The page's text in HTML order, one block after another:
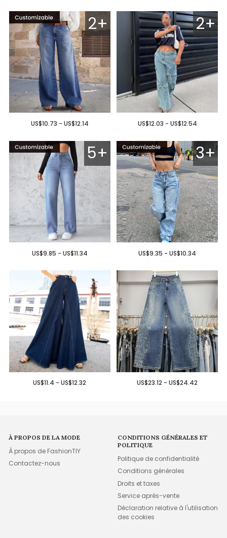
2+
US$10.73 - US$12.14
2+
US$12.03 - US$12.54
5+
US$9.85 - US$11.34
3+
US$9.35 - US$10.34
US$11.4 - US$12.32 US$23.12 - US$24.42
À PROPOS DE LA MODE
À propos de FashionTIY
Contactez-nous
CONDITIONS GÉNÉRALES ET
POLITIQUE
Politique de confidentialité
Conditions générales
Droits et taxes
Service après-vente
Déclaration relative à l'utilisation
des cookies